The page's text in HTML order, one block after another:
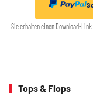
Sie erhalten einen Download-
Tops & Flops